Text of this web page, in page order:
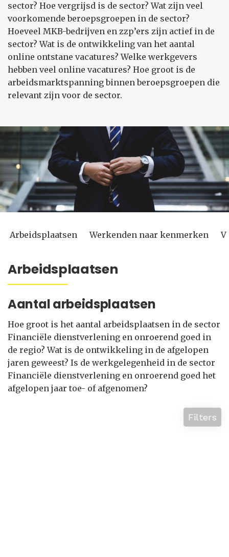
sector? Hoe vergrijsd is de sector? Wat zijn veel
voorkomende beroepsgroepen in de sector?
Hoeveel MKB-bedrijven en zzp’ers zijn actief in de
sector? Wat is de ontwikkeling van het aantal
online ontstane vacatures? Welke werkgevers
hebben veel online vacatures? Hoe groot is de
arbeidsmarktspanning binnen beroepsgroepen die
relevant zijn voor de sector.
Arbeidsplaatsen Werkenden naar kenmerken
Arbeidsplaatsen
Aantal arbeidsplaatsen
Hoe groot is het aantal arbeidsplaatsen in de sector
Financiële dienstverlening en onroerend goed in
de regio? Wat is de ontwikkeling in de afgelopen
jaren geweest? Is de werkgelegenheid in de sector
Financiële dienstverlening en onroerend goed het
afgelopen jaar toe- of afgenomen?
Filters